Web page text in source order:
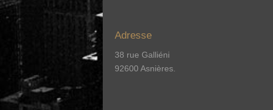
Adresse
38 rue Galliéni
92600 Asnières.